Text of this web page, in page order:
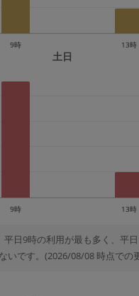
ンセル料金の設定について：
9時 13時
土日
9時 13時
平日9時の利用が最も多く、平
いです。(2026/08/08 時点での